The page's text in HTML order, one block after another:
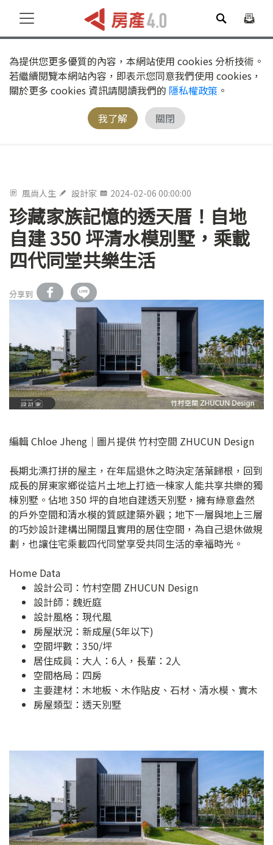
為提供您更多優質的內容，本網站使用 cookies 分析技術。
若繼續閱覽本網站內容，即表示您同意我們使用 cookies，
關於更多 cookies 資訊請閱讀我們的 隱私權政策 。
我了解
關閉
風尚人生 設計家 2024-02-06 00:00:00
珍藏家族記憶的透天厝！自地
自建 350 坪清水模別墅，乘載
四代同堂共樂生活
分享到
編輯 Chloe Jheng｜圖片提供 竹村空間 ZHUCUN Design
長期北漂打拼的屋主，在年屆退休之時決定落葉歸根，回到
成長的屏東家鄉從這片土地上打造一棟家人能共享共樂的獨
棟別墅。佔地 350 坪的自地自建透天別墅，擁有綠意盎然
的戶外空間和清水模的質感建築外觀；地下一層與地上三層
的巧妙設計建構出開闊且實用的居住空間，為自己退休做規
劃，也讓住宅乘載四代同堂享受共同生活的幸福時光。
Home Data
設計公司： 竹村空間 ZHUCUN Design
設計師：魏近庭
設計風格：現代風
房屋狀況：新成屋(5年以下)
空間坪數：350/坪
居住成員：大人：6人，長輩：2人
空間格局：四房
主要建材：木地板、木作貼皮、石材、清水模、實木
房屋類型：透天別墅